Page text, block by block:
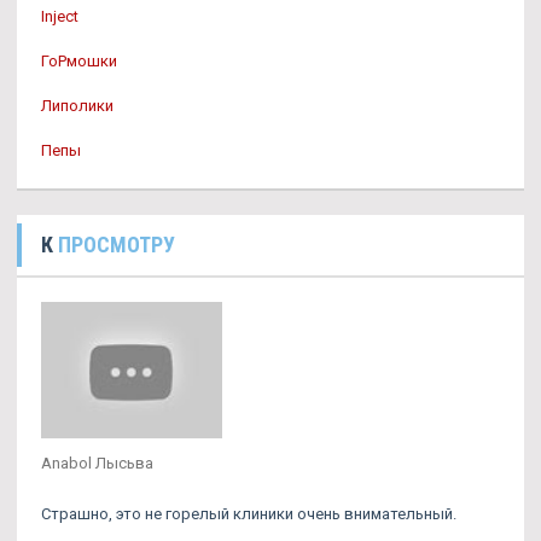
Inject
ГоРмошки
Липолики
Пепы
К ПРОСМОТРУ
Anabol Лысьва
Страшно, это не горелый клиники очень внимательный.